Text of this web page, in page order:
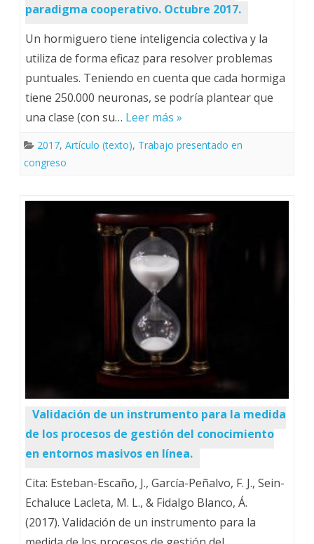
paradigma cooperativo. Octubre 2017.
Un hormiguero tiene inteligencia colectiva y la
utiliza de forma eficaz para resolver problemas
puntuales. Teniendo en cuenta que cada hormiga
tiene 250.000 neuronas, se podría plantear que
una clase (con su… Leer más »
2017, Artículo (texto), Trabajo presentado en
congreso
Validación de un instrumento para la medida
de los procesos de gestión del conocimiento
en entornos masivos en línea.
Cita: Esteban-Escaño, J., García-Peñalvo, F. J., Sein-
Echaluce Lacleta, M. L., & Fidalgo Blanco, Á.
(2017). Validación de un instrumento para la